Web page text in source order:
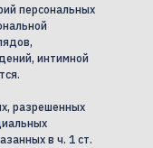
персональных
интимной
разрешенных
в ч. 1 ст.